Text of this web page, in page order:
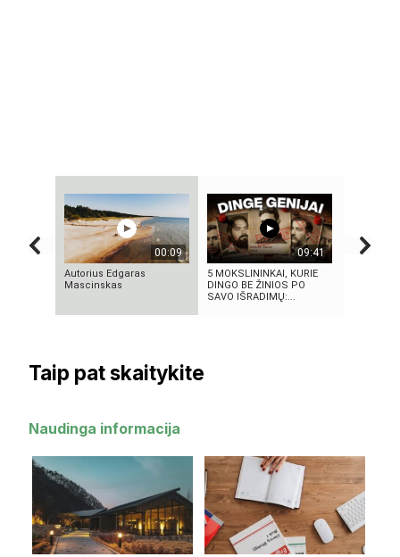
00:09
Autorius Edgaras
Mascinskas
09:41
5 MOKSLININKAI, KURIE
DINGO BE ŽINIOS PO
SAVO IŠRADIMŲ:...
Taip pat skaitykite
Naudinga informacija